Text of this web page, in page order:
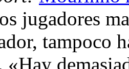
jugadores
tampoco
«Hay